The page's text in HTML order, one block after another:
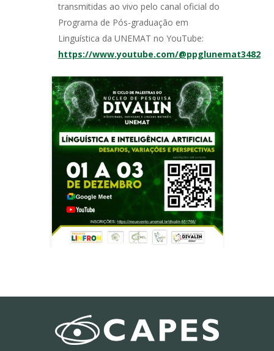
transmitidas ao vivo pelo canal oficial do
Programa de Pós-graduação em
Linguística da UNEMAT no YouTube:
https://www.youtube.com/@ppglunemat3482